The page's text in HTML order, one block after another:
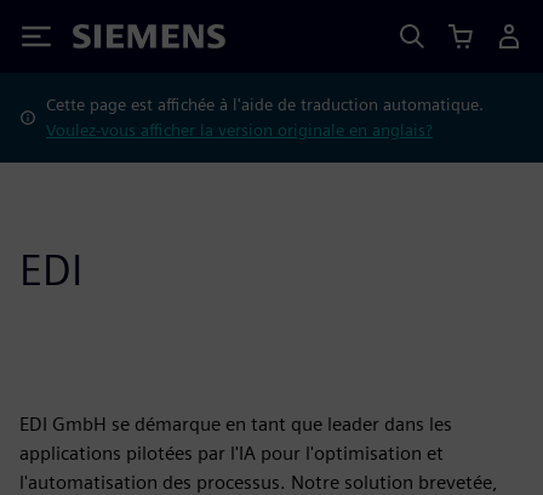
Siemens
Cette page est affichée à l'aide de traduction automatique.
Voulez-vous afficher la version originale en anglais?
EDI
EDI GmbH se démarque en tant que leader dans les
applications pilotées par l'IA pour l'optimisation et
l'automatisation des processus. Notre solution brevetée,